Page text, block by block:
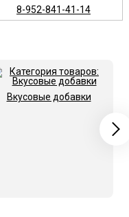
8-952-841-41-14
Вкусовые добавки